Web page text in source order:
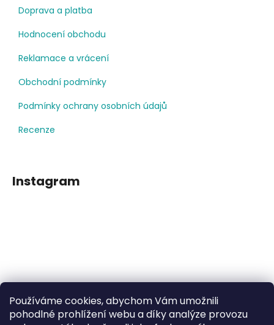
Používáme cookies, abychom Vám umožnili
pohodlné prohlížení webu a díky analýze provozu
Doprava a platba
Hodnocení obchodu
Reklamace a vrácení
Obchodní podmínky
Podmínky ochrany osobních údajů
Recenze
Instagram
Sledovat na Instagramu